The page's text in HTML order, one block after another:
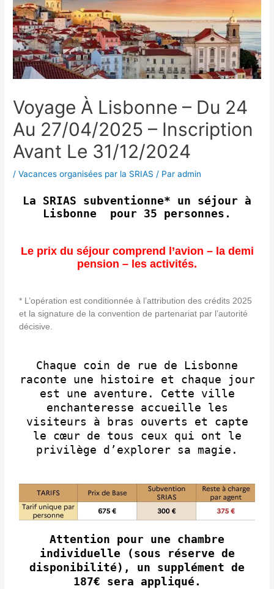
Voyage À Lisbonne – Du 24
Au 27/04/2025 – Inscription
Avant Le 31/12/2024
/Vacances organisées par la SRIAS / Paradmin
La SRIAS subventionne* un séjour à
Lisbonne pour 35 personnes.
Le prix du séjour comprend l’avion – la demi
pension – les activités.
* L’opération est conditionnée à l’attribution des crédits 2025
et la signature de la convention de partenariat par l’autorité
décisive.
Chaque coin de rue de Lisbonne
raconte une histoire et chaque jour
est une aventure. Cette ville
enchanteresse accueille les
visiteurs à bras ouverts et capte
le cœur de tous ceux qui ont le
privilège d’explorer sa magie.
Attention pour une chambre
individuelle (sous réserve de
disponibilité), un supplément de
187€ sera appliqué.